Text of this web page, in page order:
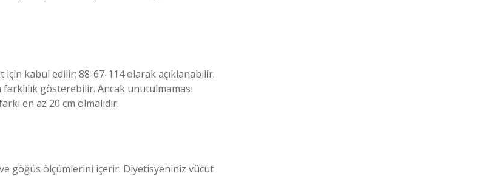
kabul edilir; 88-67-114 olarak açıklanabilir.
gösterebilir. Ancak unutulmaması
en az 20 cm olmalıdır.
göğüs ölçümlerini içerir. Diyetisyeniniz vücut